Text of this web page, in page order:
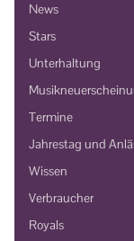
News
Stars
Unterhaltung
Termine
Jahrestag und
Wissen
Verbraucher
Royals